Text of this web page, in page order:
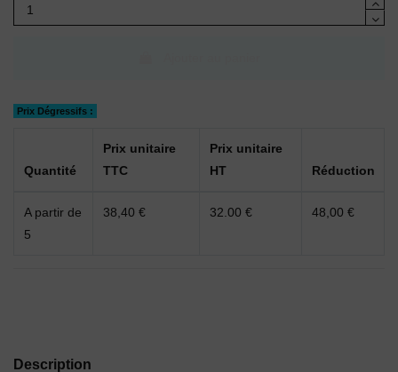
Prix Dégressifs :
Quantité
Prix unitaire
TTC
Prix unitaire
HT
Réduction
A partir de
5
38,40 € 32.00 € 48,00 €
Description